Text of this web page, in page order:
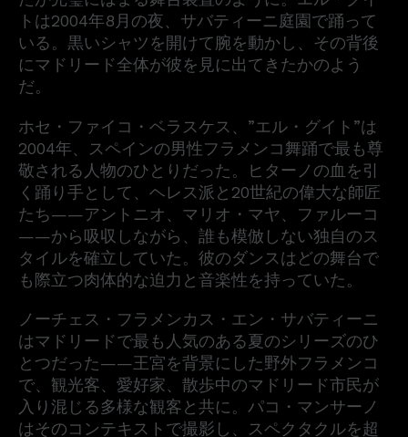
トは2004年8月の夜、サバティーニ庭園で踊って
いる。黒いシャツを開けて腕を動かし、その背後
にマドリード全体が彼を見に出てきたかのよう
だ。
ホセ・ファイコ・ベラスケス、”エル・グイト”は
2004年、スペインの男性フラメンコ舞踊で最も尊
敬される人物のひとりだった。ヒターノの血を引
く踊り手として、ヘレス派と20世紀の偉大な師匠
たち——アントニオ、マリオ・マヤ、ファルーコ
——から吸収しながら、誰も模倣しない独自のス
タイルを確立していた。彼のダンスはどの舞台で
も際立つ肉体的な迫力と音楽性を持っていた。
ノーチェス・フラメンカス・エン・サバティーニ
はマドリードで最も人気のある夏のシリーズのひ
とつだった——王宮を背景にした野外フラメンコ
で、観光客、愛好家、散歩中のマドリード市民が
入り混じる多様な観客と共に。パコ・マンサーノ
はそのコンテキストで撮影し、スペクタクルを超